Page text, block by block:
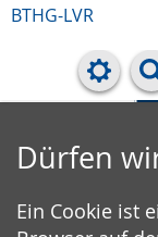
BTHG-LVR
Dürfen
Ein Cookie ist